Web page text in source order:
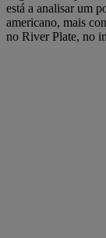
está a analisar um
americano, mais
no River Plate, no